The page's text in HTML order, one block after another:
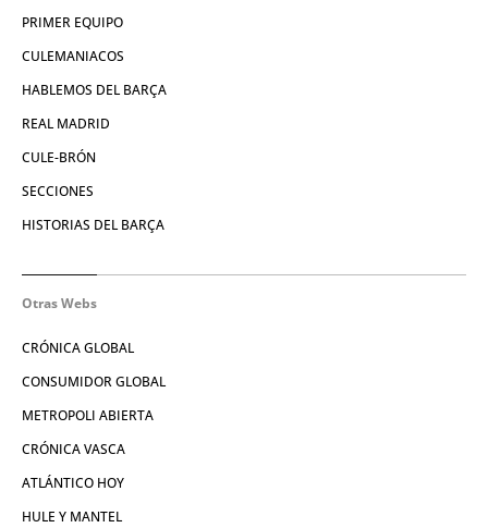
PRIMER EQUIPO
CULEMANIACOS
HABLEMOS DEL BARÇA
REAL MADRID
CULE-BRÓN
SECCIONES
HISTORIAS DEL BARÇA
Otras Webs
CRÓNICA GLOBAL
CONSUMIDOR GLOBAL
METROPOLI ABIERTA
CRÓNICA VASCA
ATLÁNTICO HOY
HULE Y MANTEL